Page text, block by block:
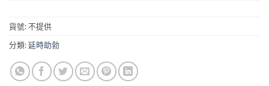
貨號:不提供
分類:延時助勃